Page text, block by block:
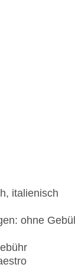
italienisch
ohne